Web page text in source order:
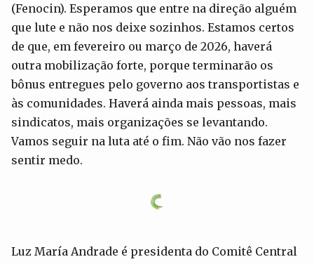
(Fenocin). Esperamos que entre na direção alguém
que lute e não nos deixe sozinhos. Estamos certos
de que, em fevereiro ou março de 2026, haverá
outra mobilização forte, porque terminarão os
bônus entregues pelo governo aos transportistas e
às comunidades. Haverá ainda mais pessoas, mais
sindicatos, mais organizações se levantando.
Vamos seguir na luta até o fim. Não vão nos fazer
sentir medo.
Luz María Andrade é presidenta do Comitê Central